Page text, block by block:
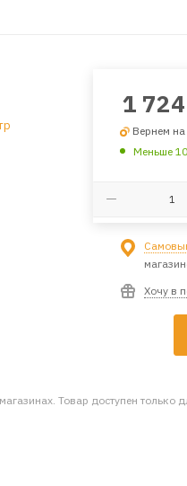
1 724
Вернем
Меньше
Хочу в
Товар доступен